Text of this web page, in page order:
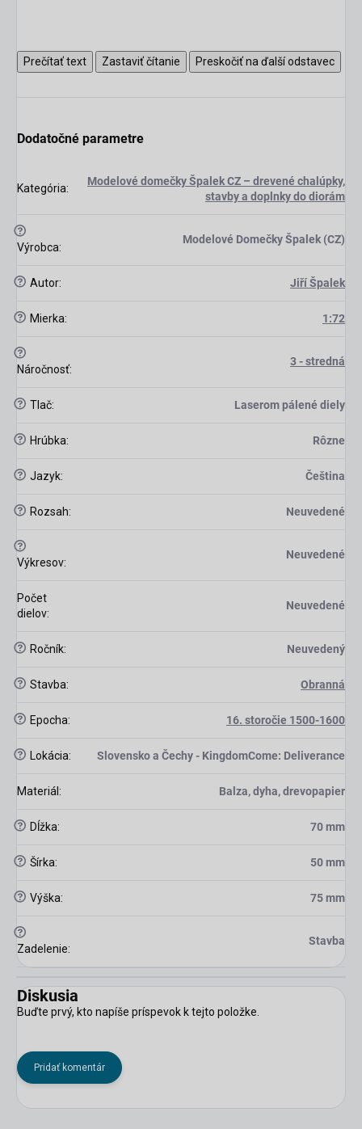
Prečítať text Zastaviť čítanie Preskočiť na ďalší odstavec
Dodatočné parametre
Kategória:
Modelové domečky Špalek CZ – drevené chalúpky,
stavby a doplnky do diorám
?
Výrobca:
Modelové Domečky Špalek (CZ)
? Autor: Jiří Špalek
? Mierka: 1:72
?
Náročnosť:
3 - stredná
? Tlač: Laserom pálené diely
? Hrúbka: Rôzne
? Jazyk: Čeština
? Rozsah: Neuvedené
?
Výkresov:
Neuvedené
Počet
dielov:
Neuvedené
? Ročník: Neuvedený
? Stavba: Obranná
? Epocha: 16. storočie 1500-1600
? Lokácia: Slovensko a Čechy - KingdomCome: Deliverance
Materiál : Balza, dyha, drevopapier
? Dĺžka: 70 mm
? Šírka: 50 mm
? Výška: 75 mm
?
Zadelenie:
Stavba
Diskusia
Buďte prvý, kto napíše príspevok k tejto položke.
Pridať komentár